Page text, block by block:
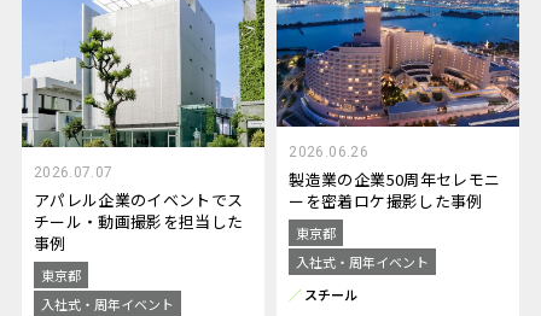
2026.07.07
アパレル企業のイベントでス
チール・動画撮影を担当した
事例
東京都
入社式・周年イベント
2026.06.26
製造業の企業50周年セレモニ
ーを密着ロケ撮影した事例
東京都
入社式・周年イベント
スチール